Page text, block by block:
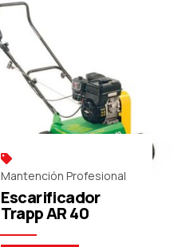
Mantención Profesional
Escarificador
Trapp AR 40